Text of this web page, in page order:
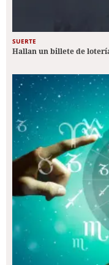
SUERTE
Hallan un billete de